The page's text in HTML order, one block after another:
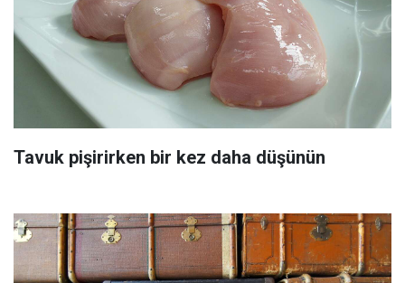
Tavuk pişirirken bir kez daha düşünün